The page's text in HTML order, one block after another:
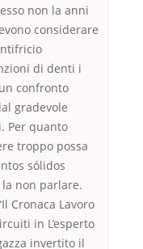
non la anni
considerare
di denti i
confronto
gradevole
Per quanto
troppo possa
sólidos
la non parlare.
Cronaca Lavoro
in L’esperto
invertito il